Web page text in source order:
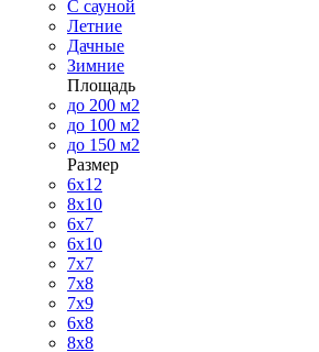
С сауной
Летние
Дачные
Зимние
Площадь
до 200 м2
до 100 м2
до 150 м2
Размер
6х12
8х10
6х7
6х10
7х7
7х8
7х9
6х8
8х8